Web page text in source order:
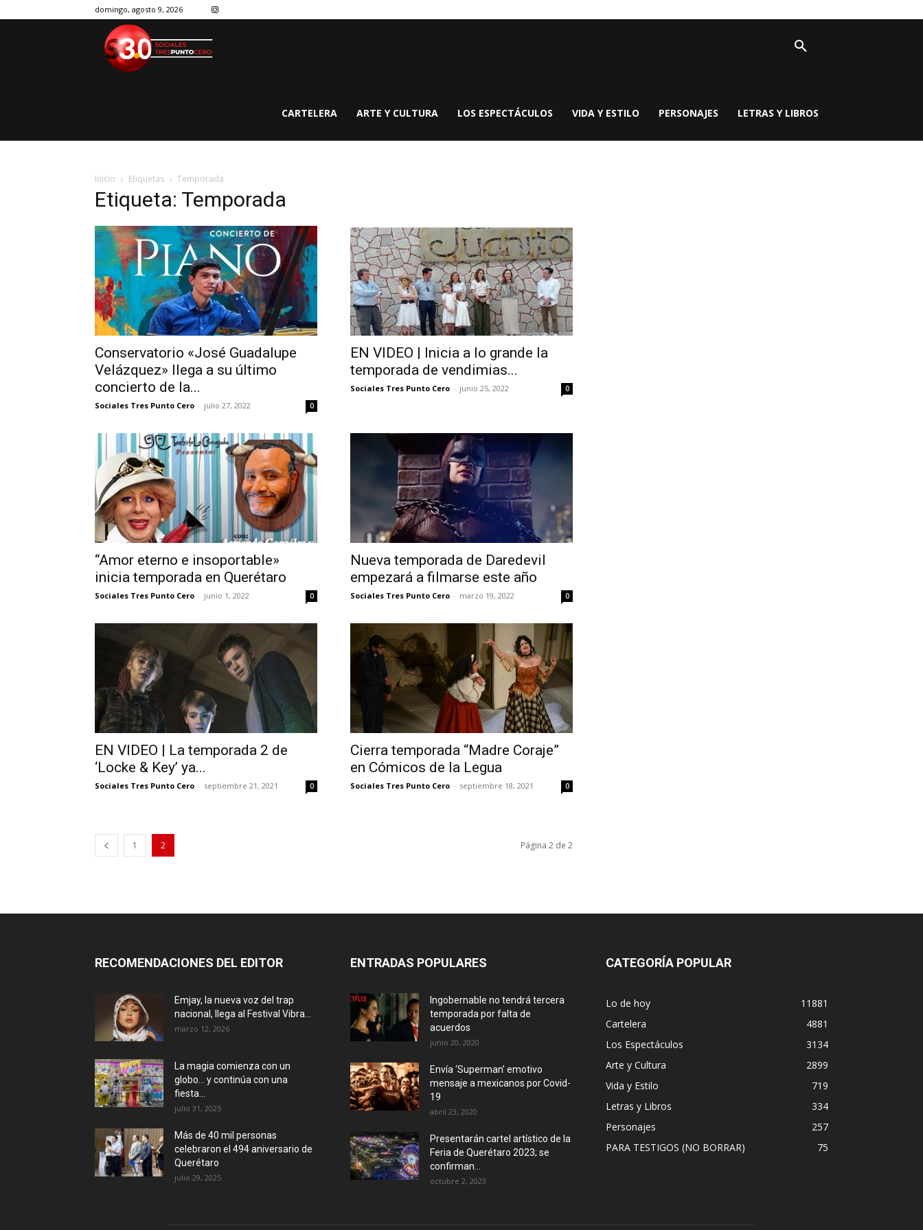
domingo, agosto 9, 2026
CARTELERA ARTE Y CULTURA LOS ESPECTÁCULOS VIDA Y ESTILO PERSONAJES LETRAS Y LIBROS
Inicio Etiquetas Temporada
Etiqueta: Temporada
Conservatorio «José Guadalupe
Velázquez» llega a su último
concierto de la...
Sociales Tres Punto Cero - julio 27, 2022 0
EN VIDEO | Inicia a lo grande la
temporada de vendimias...
Sociales Tres Punto Cero - junio 25, 2022 0
“Amor eterno e insoportable»
inicia temporada en Querétaro
Sociales Tres Punto Cero - junio 1, 2022 0
Nueva temporada de Daredevil
empezará a filmarse este año
Sociales Tres Punto Cero - marzo 19, 2022 0
EN VIDEO | La temporada 2 de
‘Locke & Key’ ya...
Sociales Tres Punto Cero - septiembre 21, 2021 0
Cierra temporada “Madre Coraje”
en Cómicos de la Legua
Sociales Tres Punto Cero - septiembre 18, 2021 0
1 2 Página 2 de 2
RECOMENDACIONES DEL EDITOR
Emjay, la nueva voz del trap
nacional, llega al Festival Vibra...
marzo 12, 2026
La magia comienza con un
globo… y continúa con una
fiesta...
julio 31, 2025
Más de 40 mil personas
celebraron el 494 aniversario de
Querétaro
julio 29, 2025
ENTRADAS POPULARES
Ingobernable no tendrá tercera
temporada por falta de
acuerdos
junio 20, 2020
Envía ‘Superman’ emotivo
mensaje a mexicanos por Covid-
19
abril 23, 2020
Presentarán cartel artístico de la
Feria de Querétaro 2023; se
confirman...
octubre 2, 2023
CATEGORÍA POPULAR
Lo de hoy
11881
Cartelera
4881
Los Espectáculos
3134
Arte y Cultura
2899
Vida y Estilo
719
Letras y Libros
334
Personajes
257
PARA TESTIGOS (NO BORRAR)
75